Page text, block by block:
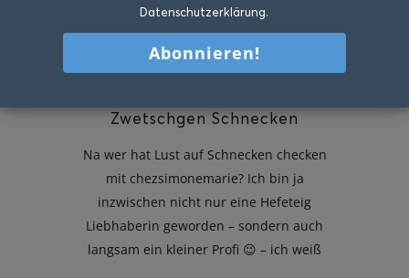
Zwetschgen Schnecken
Na wer hat Lust auf Schnecken checken
mit chezsimonemarie? Ich bin ja
inzwischen nicht nur eine Hefeteig
Liebhaberin geworden – sondern auch
langsam ein kleiner Profi 😉 – ich weiß
Datenschutzerklärung.